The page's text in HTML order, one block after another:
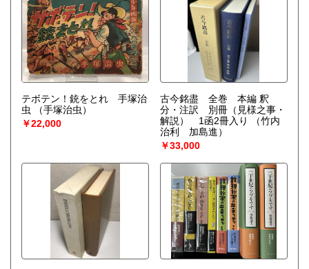
テボテン！銃をとれ 手塚治
虫
（手塚治虫）
￥22,000
古今銘盡 全巻 本編 釈
分・注訳 別冊（見様之事・
解説） 1函2冊入り
（竹内
治利 加島進）
￥33,000